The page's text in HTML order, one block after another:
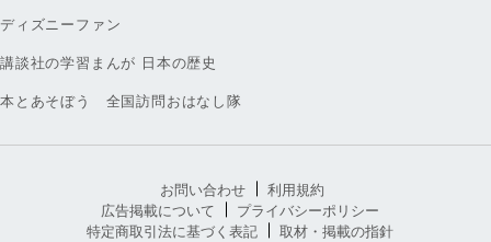
ディズニーファン
講談社の学習まんが 日本の歴史
本とあそぼう 全国訪問おはなし隊
お問い合わせ
利用規約
広告掲載について
プライバシーポリシー
特定商取引法に基づく表記
取材・掲載の指針